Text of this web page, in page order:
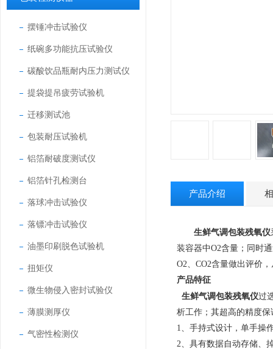
摆锤冲击试验仪
纸碗多功能抗压试验仪
碳酸饮品瓶耐内压力测试仪
提袋提吊疲劳试验机
迁移测试池
包装耐压试验机
铝箔耐破度测试仪
铝箔针孔检测台
落球冲击试验仪
落镖冲击试验仪
油墨印刷脱色试验机
扭矩仪
微生物侵入密封试验仪
薄膜测厚仪
气密性检测仪
产品介绍
生鲜气调包装残氧仪
装容器中O2含量；同时
O2、CO2含量做出评价
产品特征
生鲜气调包装残氧仪过
析工作 ；其超高的精度
1、 手持式设计，单手操
2、 具有数据自动存储、